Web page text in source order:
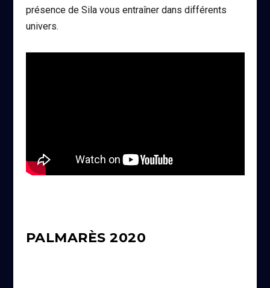
présence de Sila vous entraîner dans différents
univers.
PALMARÈS 2020